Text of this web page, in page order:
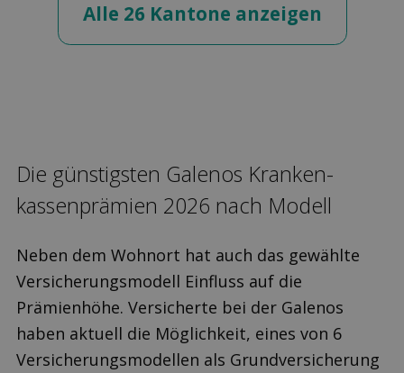
Alle 26 Kantone anzeigen
Die günstigsten Galenos Kranken­
kassen­prämien 2026 nach Modell
Neben dem Wohnort hat auch das gewählte
Versicherungsmodell Einfluss auf die
Prämienhöhe. Versicherte bei der Galenos
haben aktuell die Möglichkeit, eines von 6
Versicherungsmodellen als Grundversicherung